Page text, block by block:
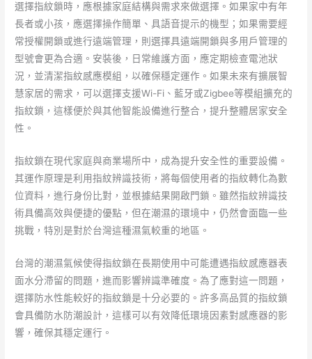
選擇指紋鎖時，應根據家庭結構與需求來做選擇。如果家中有年
長者或小孩，應選擇操作簡單、具語音提示的機型；如果需要經
常授權開鎖或進行遠端管理，則選擇具遠端開鎖與多用戶管理的
型號會更為合適。安裝後，日常維護方面，應定期檢查電池狀
況，並清潔指紋感應模組，以確保穩定運作。如果未來有擴展智
慧家居的需求，可以選擇支援Wi-Fi、藍牙或Zigbee等模組擴充的
指紋鎖，這樣便於與其他智能設備進行整合，提升整體居家安全
性。
指紋鎖在現代家庭與商業場所中，成為提升安全性的重要設備。
其運作原理是利用指紋辨識技術，將每個使用者的指紋轉化為數
位資料，進行身份比對，並根據結果開啟門鎖。雖然指紋辨識技
術具備高效與便捷的優點，但在潮濕的環境中，仍然會面臨一些
挑戰，特別是對於台灣這種濕氣較重的地區。
台灣的潮濕氣候使得指紋鎖在長期使用中可能遭遇指紋感應器表
面水分滯留的問題，進而影響辨識準確度。為了應對這一問題，
選擇防水性能較好的指紋鎖是十分必要的。許多高品質的指紋鎖
會具備防水防潮設計，這樣可以有效降低環境因素對感應器的影
響，確保其穩定運行。